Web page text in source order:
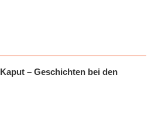
Kaput – Geschichten bei den